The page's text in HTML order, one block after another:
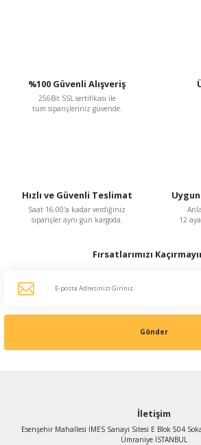
Ürün fiyatı diğer sitelerden daha pahalı.
Bu ürüne benzer farklı alternatifler olmalı.
%100 Güvenli Alışveriş
256Bit SSL sertifikası ile
tüm siparişleriniz güvende.
Hızlı ve Güvenli Teslimat
Saat 16:00'a kadar verdiğiniz
siparişler aynı gün kargoda.
12
Fırsatlarımızı
Gönder
İletişim
Esenşehir Mahallesi İMES Sanayi Sitesi E Blok 504
Ümraniye İSTANBUL